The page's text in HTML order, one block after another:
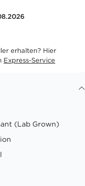
erhalten? Hier
Express-Service
(Lab Grown)